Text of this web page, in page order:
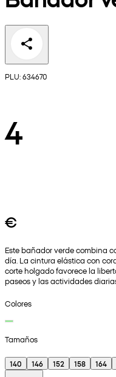
PLU: 634670
4
€
Este bañador verde combina
día. La cintura elástica con
corte holgado favorece la
paseos y las actividades
Colores
Tamaños
140 146 152 158 164